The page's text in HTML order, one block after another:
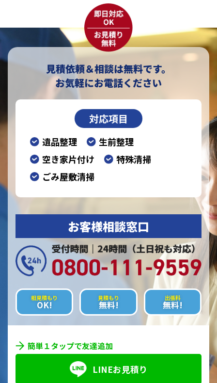
見積依頼＆相談は無料です。
お気軽にお電話ください
対応項目
遺品整理
生前整理
空き家片付け
特殊清掃
ごみ屋敷清掃
お客様相談窓口
相見積もり
OK!
見積もり
無料!
出張料
無料!
簡単１タップで友達追加
LINEお見積り